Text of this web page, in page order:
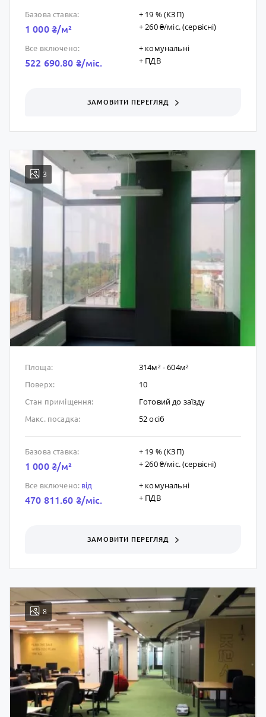
Базова ставка:
1 000 ₴/м²
+ 19 % (КЗП)
+ 260 ₴/мic. (сервісні)
Все включено:
522 690.80 ₴/мic.
+ комунальні
+ ПДВ
ЗАМОВИТИ ПЕРЕГЛЯД
3
Площа: 314м² - 604м²
Поверх: 10
Стан приміщення: Готовий до заïзду
Макс. посадка: 52 осіб
Базова ставка:
1 000 ₴/м²
+ 19 % (КЗП)
+ 260 ₴/мic. (сервісні)
Все включено: від
470 811.60 ₴/мic.
+ комунальні
+ ПДВ
ЗАМОВИТИ ПЕРЕГЛЯД
8